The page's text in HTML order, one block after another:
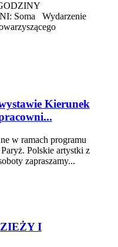
Soma Wydarzenie
Kierunek
w ramach programu
Polskie artystki z
zapraszamy...
I